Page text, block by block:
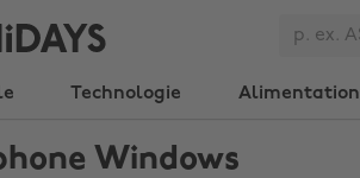
Technologie Alimentation
Windows